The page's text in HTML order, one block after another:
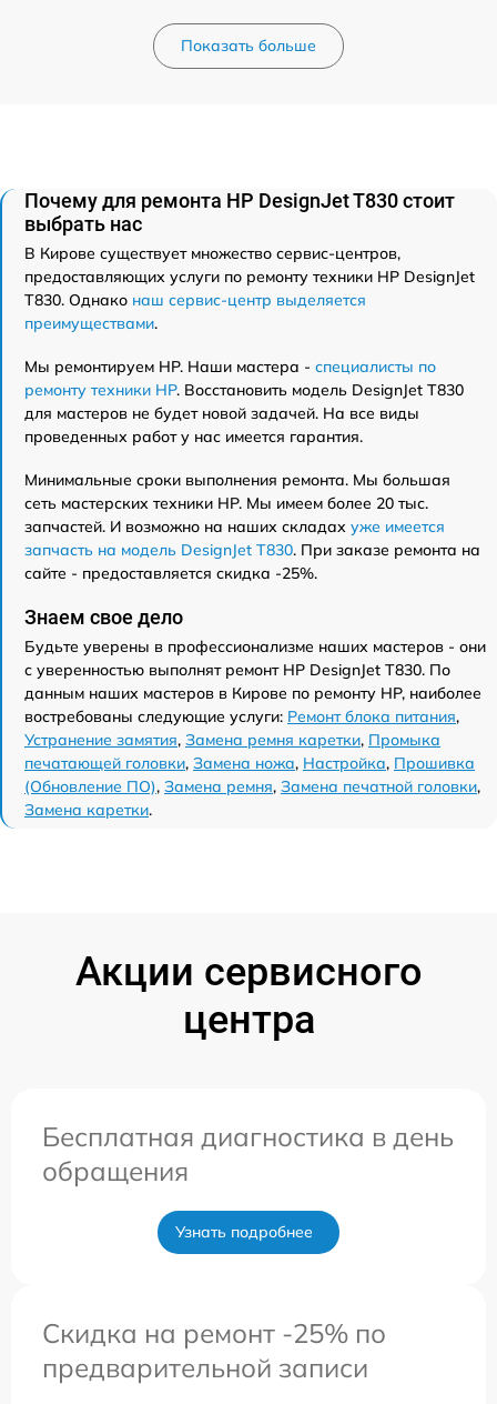
Показать больше
Почему для ремонта HP DesignJet T830 стоит
выбрать нас
В Кирове существует множество сервис-центров,
предоставляющих услуги по ремонту техники HP DesignJet
T830. Однако наш сервис-центр выделяется
преимуществами.
Мы ремонтируем HP. Наши мастера - специалисты по
ремонту техники HP. Восстановить модель DesignJet T830
для мастеров не будет новой задачей. На все виды
проведенных работ у нас имеется гарантия.
Минимальные сроки выполнения ремонта. Мы большая
сеть мастерских техники HP. Мы имеем более 20 тыс.
запчастей. И возможно на наших складах уже имеется
запчасть на модель DesignJet T830. При заказе ремонта на
сайте - предоставляется скидка -25%.
Знаем свое дело
Будьте уверены в профессионализме наших мастеров - они
с уверенностью выполнят ремонт HP DesignJet T830. По
данным наших мастеров в Кирове по ремонту HP, наиболее
востребованы следующие услуги: Ремонт блока питания,
Устранение замятия, Замена ремня каретки, Промыка
печатающей головки, Замена ножа, Настройка, Прошивка
(Обновление ПО), Замена ремня, Замена печатной головки,
Замена каретки.
Акции сервисного
центра
Бесплатная диагностика в день
обращения
Узнать подробнее
Скидка на ремонт -25% по
предварительной записи